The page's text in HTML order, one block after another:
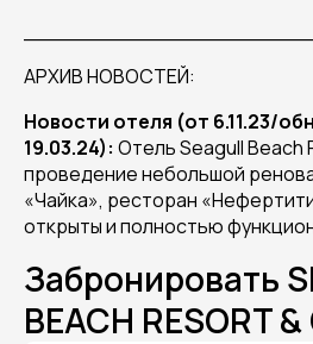
АРХИВ НОВОСТЕЙ:
Новости отеля (от 6.11.23/
19.03.24): Отель Seagull Beach
проведение небольшой
«Чайка», ресторан
открыты и полностью
Забронировать
BEACH RESORT